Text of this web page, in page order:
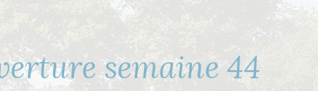
semaine 44